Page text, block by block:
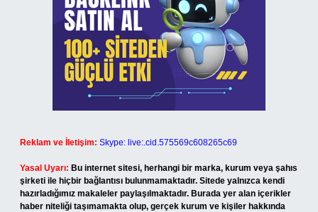
Reklam ve İletişim: Skype: live:.cid.575569c608265c69
Yasal Uyarı: Bu internet sitesi, herhangi bir marka, kurum veya şahıs
şirketi ile hiçbir bağlantısı bulunmamaktadır. Sitede yalnızca kendi
hazırladığımız makaleler paylaşılmaktadır. Burada yer alan içerikler
haber niteliği taşımamakta olup, gerçek kurum ve kişiler hakkında